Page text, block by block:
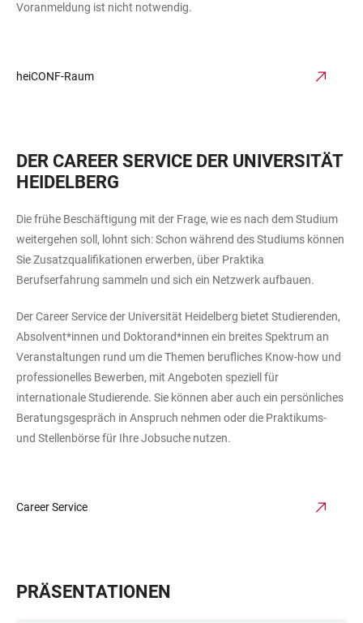
Voranmeldung ist nicht notwendig.
heiCONF-Raum
DER CAREER SERVICE DER UNIVERSITÄT
HEIDELBERG
Die frühe Beschäftigung mit der Frage, wie es nach dem Studium
weitergehen soll, lohnt sich: Schon während des Studiums können
Sie Zusatzqualifikationen erwerben, über Praktika
Berufserfahrung sammeln und sich ein Netzwerk aufbauen.
Der Career Service der Universität Heidelberg bietet Studierenden,
Absolvent*innen und Doktorand*innen ein breites Spektrum an
Veranstaltungen rund um die Themen berufliches Know-how und
professionelles Bewerben, mit Angeboten speziell für
internationale Studierende. Sie können aber auch ein persönliches
Beratungsgespräch in Anspruch nehmen oder die Praktikums-
und Stellenbörse für Ihre Jobsuche nutzen.
Career Service
PRÄSENTATIONEN